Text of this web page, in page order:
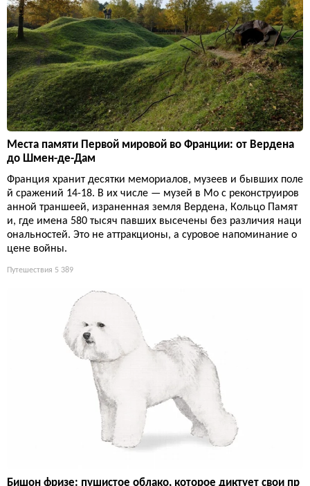
Места памяти Первой мировой во Франции: от Вердена
до Шмен-де-Дам
Франция хранит десятки мемориалов, музеев и бывших поле
й сражений 14-18. В их числе — музей в Мо с реконструиров
анной траншеей, израненная земля Вердена, Кольцо Памят
и, где имена 580 тысяч павших высечены без различия наци
ональностей. Это не аттракционы, а суровое напоминание о
цене войны.
Путешествия 5 389
Бишон фризе: пушистое облако, которое диктует свои пр